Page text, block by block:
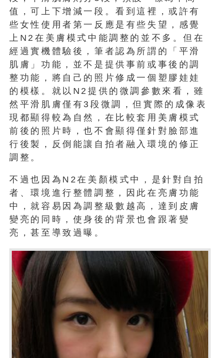
值，可上下增減一段。看到這裡，或許有
些女性使用者第一反應是有些失望，感覺
上N2在美膚模式中能調整的並不多。但在
經過實機體驗後，筆者認為所謂的「平滑
肌膚」功能，並不是提供事前或事後的調
整功能，將自己的照片修成一個塑膠娃娃
的模樣。就以N2提供的微調參數來看，雖
然平滑肌膚僅有3段微調，但實際的成像表
現都顯得較為自然，在比較套用美膚模式
前後的照片時，也不會顯得僅針對臉部進
行後製，反倒能讓自拍者融入環境的修正
調整。
不過也因為N2在美顏模式中，是針對自拍
者、環境進行整體調整，因此在亮膚功能
中，就容易因為調整級數越高，達到皮膚
變亮的同時，使身後的背景也會跟著變
亮，甚至導致過曝。